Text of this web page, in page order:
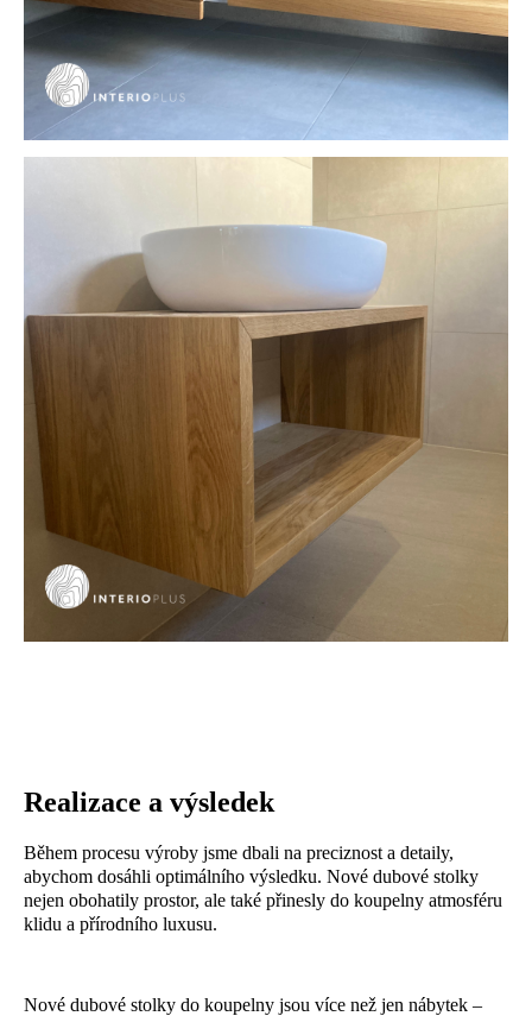
Realizace a výsledek
Během procesu výroby jsme dbali na preciznost a detaily,
abychom dosáhli optimálního výsledku. Nové dubové stolky
nejen obohatily prostor, ale také přinesly do koupelny atmosféru
klidu a přírodního luxusu.
Nové dubové stolky do koupelny jsou více než jen nábytek –